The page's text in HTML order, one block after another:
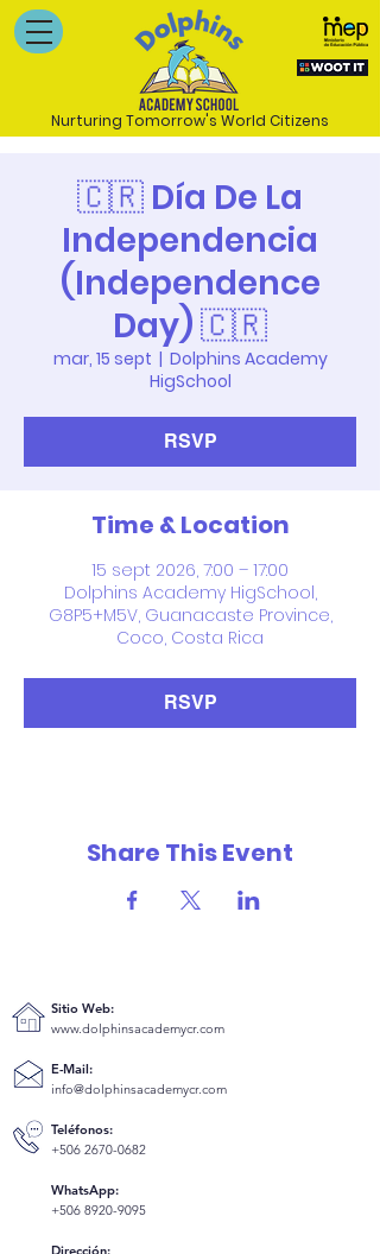
Nurturing Tomorrow's World Citizens
🇨🇷 Día De La
Independencia
(Independence
Day) 🇨🇷
mar, 15 sept
  |
Dolphins Academy
HigSchool
RSVP
Time & Location
15 sept 2026, 7:00 – 17:00
Dolphins Academy HigSchool,
G8P5+M5V, Guanacaste Province,
Coco, Costa Rica
RSVP
Share This Event
Sitio Web:
www.dolphinsacademycr.com
E-Mail:
info@dolphinsacademycr.com
Teléfonos:
+506 2670-0682
WhatsApp:
+506 8920-9095
Dirección: